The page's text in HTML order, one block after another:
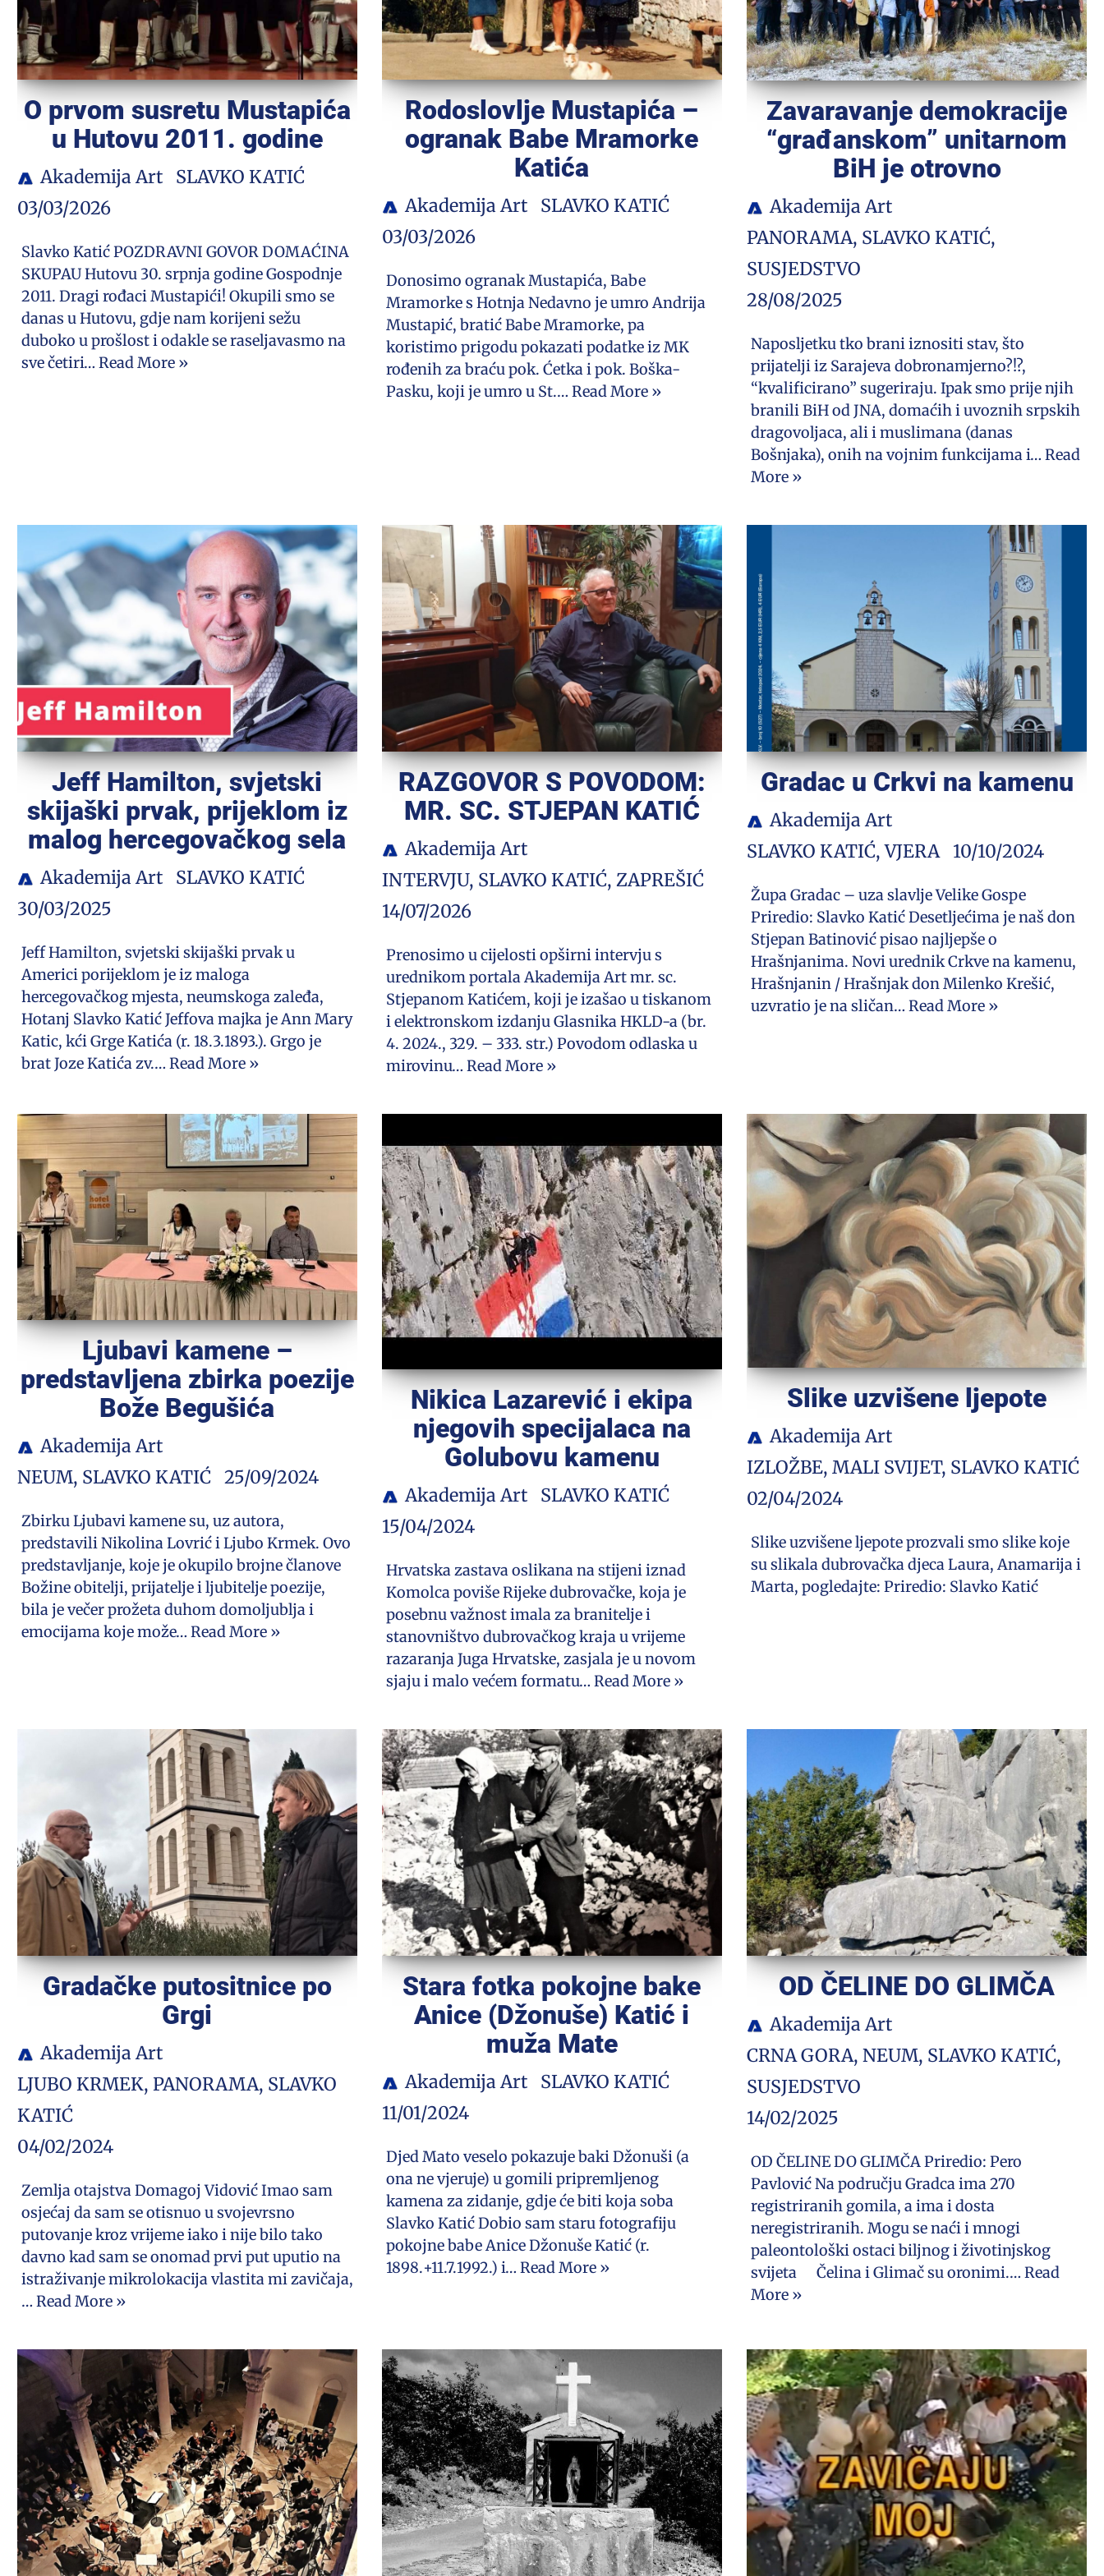
O prvom susretu Mustapića
u Hutovu 2011. godine
Akademija Art
SLAVKO KATIĆ
03/03/2026
Slavko Katić POZDRAVNI GOVOR DOMAĆINA
SKUPAU Hutovu 30. srpnja godine Gospodnje
2011. Dragi rođaci Mustapići! Okupili smo se
danas u Hutovu, gdje nam korijeni sežu
duboko u prošlost i odakle se raseljavasmo na
sve četiri… Read More »
Rodoslovlje Mustapića –
ogranak Babe Mramorke
Katića
Akademija Art
SLAVKO KATIĆ
03/03/2026
Donosimo ogranak Mustapića, Babe
Mramorke s Hotnja Nedavno je umro Andrija
Mustapić, bratić Babe Mramorke, pa
koristimo prigodu pokazati podatke iz MK
rođenih za braću pok. Ćetka i pok. Boška-
Pasku, koji je umro u St.… Read More »
Zavaravanje demokracije
“građanskom” unitarnom
BiH je otrovno
Akademija Art
PANORAMA, SLAVKO KATIĆ,
SUSJEDSTVO
28/08/2025
Naposljetku tko brani iznositi stav, što
prijatelji iz Sarajeva dobronamjerno?!?,
“kvalificirano” sugeriraju. Ipak smo prije njih
branili BiH od JNA, domaćih i uvoznih srpskih
dragovoljaca, ali i muslimana (danas
Bošnjaka), onih na vojnim funkcijama i…Read
More »
Jeff Hamilton, svjetski
skijaški prvak, prijeklom iz
malog hercegovačkog sela
Akademija Art
SLAVKO KATIĆ
30/03/2025
Jeff Hamilton, svjetski skijaški prvak u
Americi porijeklom je iz maloga
hercegovačkog mjesta, neumskoga zaleđa,
Hotanj Slavko Katić Jeffova majka je Ann Mary
Katic, kći Grge Katića (r. 18.3.1893.). Grgo je
brat Joze Katića zv.… Read More »
RAZGOVOR S POVODOM:
MR. SC. STJEPAN KATIĆ
Akademija Art
INTERVJU, SLAVKO KATIĆ, ZAPREŠIĆ
14/07/2026
Prenosimo u cijelosti opširni intervju s
urednikom portala Akademija Art mr. sc.
Stjepanom Katićem, koji je izašao u tiskanom
i elektronskom izdanju Glasnika HKLD-a (br.
4. 2024., 329. – 333. str.) Povodom odlaska u
mirovinu… Read More »
Gradac u Crkvi na kamenu
Akademija Art
SLAVKO KATIĆ,VJERA 10/10/2024
Župa Gradac – uza slavlje Velike Gospe
Priredio: Slavko Katić Desetljećima je naš don
Stjepan Batinović pisao najljepše o
Hrašnjanima. Novi urednik Crkve na kamenu,
Hrašnjanin / Hrašnjak don Milenko Krešić,
uzvratio je na sličan…Read More »
Ljubavi kamene –
predstavljena zbirka poezije
Bože Begušića
Akademija Art
NEUM, SLAVKO KATIĆ 25/09/2024
Zbirku Ljubavi kamene su, uz autora,
predstavili Nikolina Lovrić i Ljubo Krmek. Ovo
predstavljanje, koje je okupilo brojne članove
Božine obitelji, prijatelje i ljubitelje poezije,
bila je večer prožeta duhom domoljublja i
emocijama koje može… Read More »
Nikica Lazarević i ekipa
njegovih specijalaca na
Golubovu kamenu
Akademija Art
SLAVKO KATIĆ
15/04/2024
Hrvatska zastava oslikana na stijeni iznad
Komolca poviše Rijeke dubrovačke, koja je
posebnu važnost imala za branitelje i
stanovništvo dubrovačkog kraja u vrijeme
razaranja Juga Hrvatske, zasjala je u novom
sjaju i malo većem formatu… Read More »
Slike uzvišene ljepote
Akademija Art
IZLOŽBE,MALI SVIJET, SLAVKO KATIĆ
02/04/2024
Slike uzvišene ljepote prozvali smo slike koje
su slikala dubrovačka djeca Laura, Anamarija i
Marta, pogledajte: Priredio: Slavko Katić
Gradačke putositnice po
Grgi
Akademija Art
LJUBO KRMEK, PANORAMA, SLAVKO
KATIĆ
04/02/2024
Zemlja otajstva Domagoj Vidović Imao sam
osjećaj da sam se otisnuo u svojevrsno
putovanje kroz vrijeme iako i nije bilo tako
davno kad sam se onomad prvi put uputio na
istraživanje mikrolokacija vlastita mi zavičaja,
… Read More »
Stara fotka pokojne bake
Anice (Džonuše) Katić i
muža Mate
Akademija Art
SLAVKO KATIĆ
11/01/2024
Djed Mato veselo pokazuje baki Džonuši (a
ona ne vjeruje) u gomili pripremljenog
kamena za zidanje, gdje će biti koja soba
Slavko Katić Dobio sam staru fotografiju
pokojne babe Anice Džonuše Katić (r.
1898.+11.7.1992.) i… Read More »
OD ČELINE DO GLIMČA
Akademija Art
CRNA GORA,NEUM, SLAVKO KATIĆ,
SUSJEDSTVO
14/02/2025
OD ČELINE DO GLIMČA Priredio: Pero
Pavlović Na području Gradca ima 270
registriranih gomila, a ima i dosta
neregistriranih. Mogu se naći i mnogi
paleontološki ostaci biljnog i životinjskog
svijeta Čelina i Glimač su oronimi.…Read
More »